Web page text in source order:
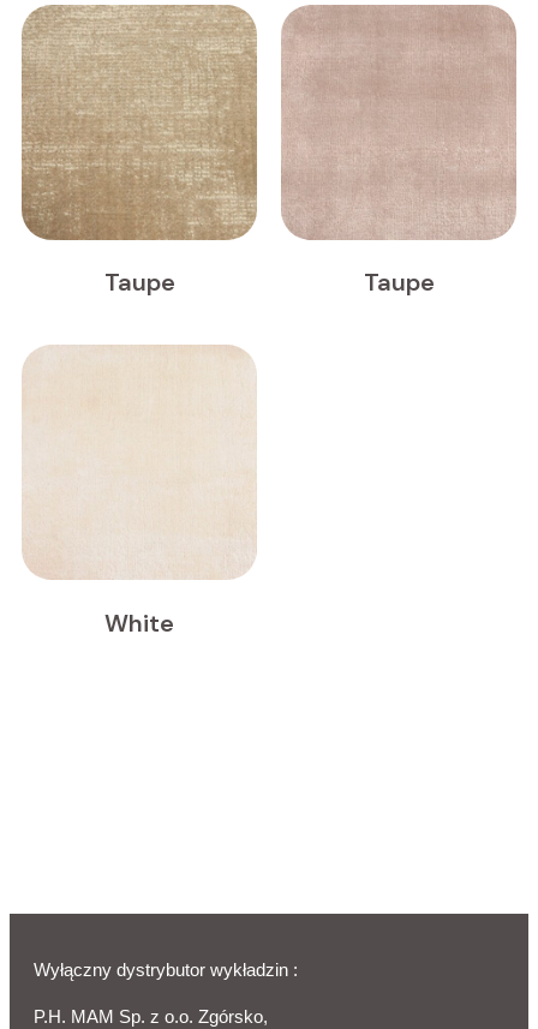
Taupe Taupe
White
Wyłączny dystrybutor wykładzin :
P.H. MAM Sp. z o.o. Zgórsko,